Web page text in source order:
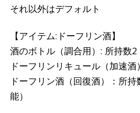
それ以外はデフォルト
【アイテム:ドーフリン酒】
酒のボトル（調合用）: 所持数2
ドーフリンリキュール（加速酒
ドーフリン酒（回復酒）：所
能）